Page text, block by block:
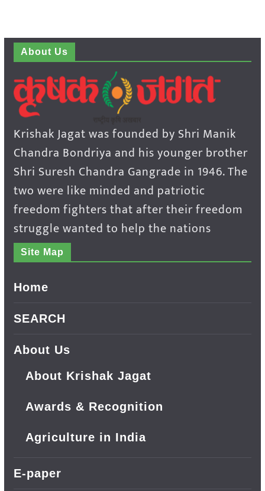
About Us
Krishak Jagat was founded by Shri Manik
Chandra Bondriya and his younger brother
Shri Suresh Chandra Gangrade in 1946. The
two were like minded and patriotic
freedom fighters that after their freedom
struggle wanted to help the nations
Site Map
Home
SEARCH
About Us
About Krishak Jagat
Awards & Recognition
Agriculture in India
E-paper